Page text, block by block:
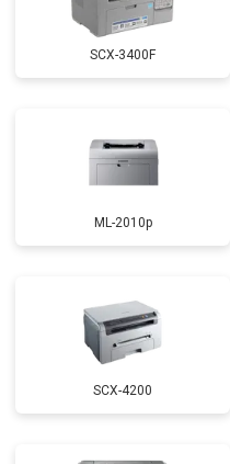
SCX-3400F
ML-2010p
SCX-4200